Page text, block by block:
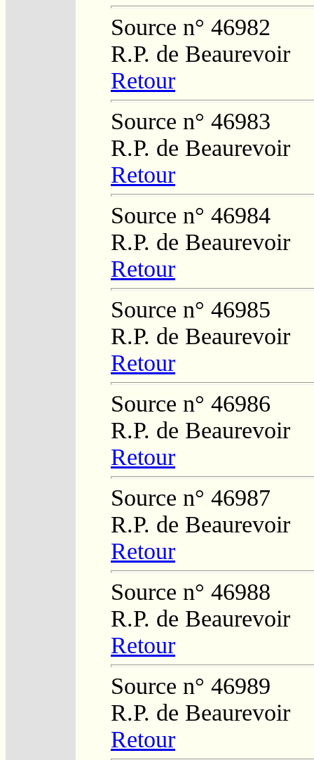
Source n° 46982
R.P. de Beaurevoir
Retour
Source n° 46983
R.P. de Beaurevoir
Retour
Source n° 46984
R.P. de Beaurevoir
Retour
Source n° 46985
R.P. de Beaurevoir
Retour
Source n° 46986
R.P. de Beaurevoir
Retour
Source n° 46987
R.P. de Beaurevoir
Retour
Source n° 46988
R.P. de Beaurevoir
Retour
Source n° 46989
R.P. de Beaurevoir
Retour